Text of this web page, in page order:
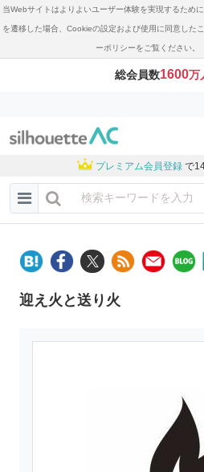
当Webサイトはよりよいユーザー体験を実現するため
を遷移した場合、Cookieの設定および使用に同意した
ーポリシーをご覧ください。
総会員数1600万
プレミアム会員登録 で
迎え火と送り火